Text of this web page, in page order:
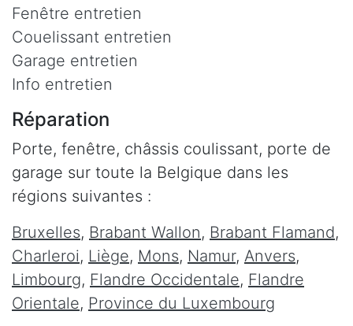
Fenêtre entretien
Couelissant entretien
Garage entretien
Info entretien
Réparation
Porte, fenêtre, châssis coulissant, porte de
garage sur toute la Belgique dans les
régions suivantes :
Bruxelles, Brabant Wallon, Brabant Flamand,
Charleroi, Liège, Mons, Namur, Anvers,
Limbourg, Flandre Occidentale, Flandre
Orientale, Province du Luxembourg